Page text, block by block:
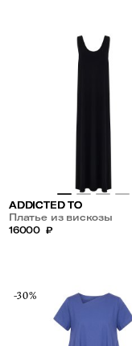
ADDICTED TO
Платье из вискозы
16000 ₽
-30%